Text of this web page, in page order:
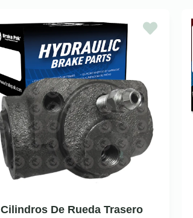
Cilindros De Rueda Trasero